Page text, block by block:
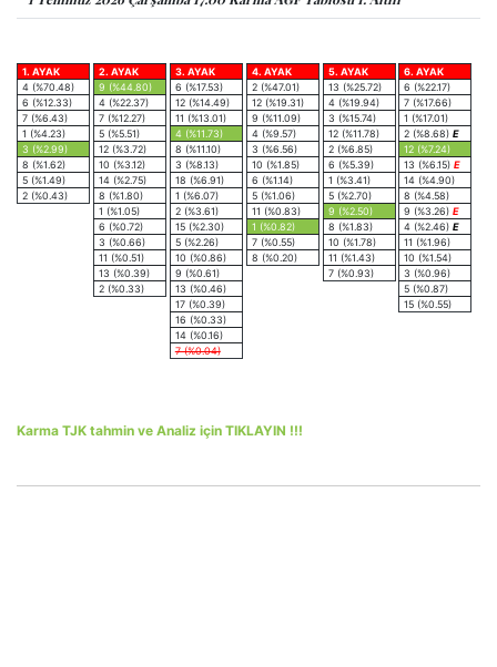
1. AYAK
4 (%70.48)
6 (%12.33)
7 (%6.43)
1 (%4.23)
3 (%2.99)
8 (%1.62)
5 (%1.49)
2 (%0.43)
2. AYAK
9 (%44.80)
4 (%22.37)
7 (%12.27)
5 (%5.51)
12 (%3.72)
10 (%3.12)
14 (%2.75)
8 (%1.80)
1 (%1.05)
6 (%0.72)
3 (%0.66)
11 (%0.51)
13 (%0.39)
2 (%0.33)
3. AYAK
6 (%17.53)
12 (%14.49)
11 (%13.01)
4 (%11.73)
8 (%11.10)
3 (%8.13)
18 (%6.91)
1 (%6.07)
2 (%3.61)
15 (%2.30)
5 (%2.26)
10 (%0.86)
9 (%0.61)
13 (%0.46)
17 (%0.39)
16 (%0.33)
14 (%0.16)
7 (%0.04)
4. AYAK
2 (%47.01)
12 (%19.31)
9 (%11.09)
4 (%9.57)
3 (%6.56)
10 (%1.85)
6 (%1.14)
5 (%1.06)
11 (%0.83)
1 (%0.82)
7 (%0.55)
8 (%0.20)
5. AYAK
13 (%25.72)
4 (%19.94)
3 (%15.74)
12 (%11.78)
2 (%6.85)
6 (%5.39)
1 (%3.41)
5 (%2.70)
9 (%2.50)
8 (%1.83)
10 (%1.78)
11 (%1.43)
7 (%0.93)
6. AYAK
6 (%22.17)
7 (%17.66)
1 (%17.01)
2 (%8.68) E
12 (%7.24)
13 (%6.15) E
14 (%4.90)
8 (%4.58)
9 (%3.26) E
4 (%2.46) E
11 (%1.96)
10 (%1.54)
3 (%0.96)
5 (%0.87)
15 (%0.55)
Karma TJK tahmin ve Analiz için TIKLAYIN !!!